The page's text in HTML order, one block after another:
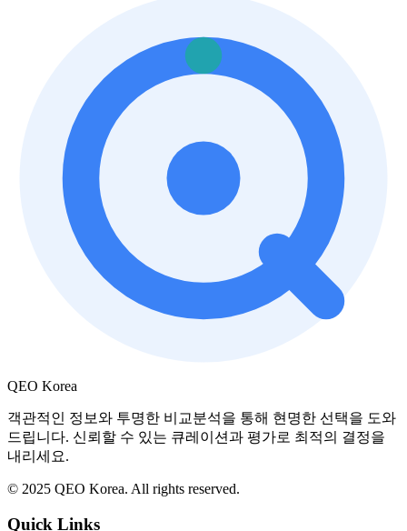
QEO Korea
객관적인 정보와 투명한 비교분석을 통해 현명한 선택을 도와
드립니다. 신뢰할 수 있는 큐레이션과 평가로 최적의 결정을
내리세요.
© 2025 QEO Korea. All rights reserved.
Quick Links